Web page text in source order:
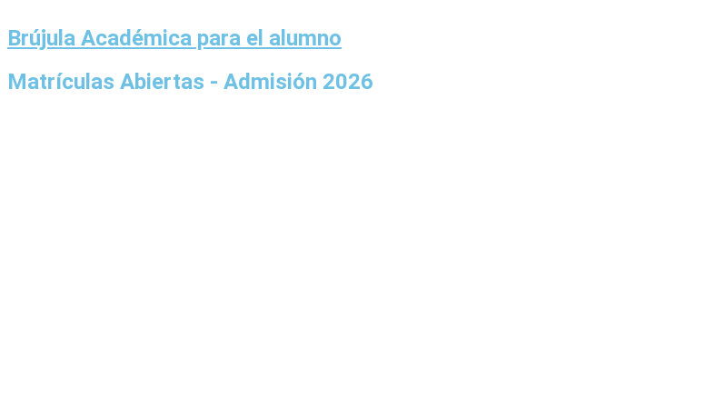
al
contenido
Brújula Académica para el alumno
Matrículas Abiertas - Admisión 2026